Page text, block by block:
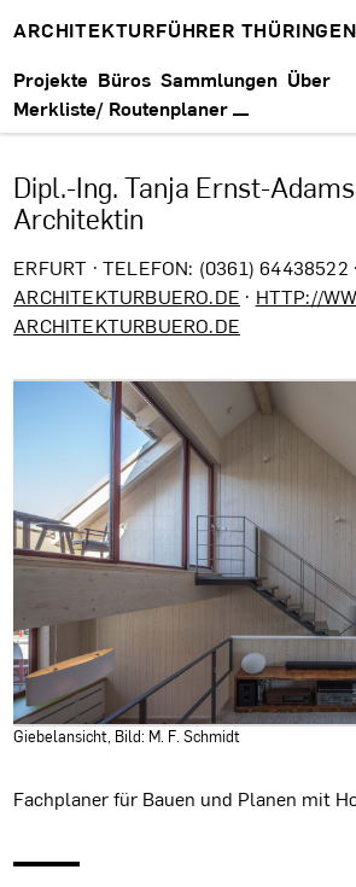
ARCHITEKTURFÜHRER THÜRINGEN
Projekte Büros Sammlungen Über
Merkliste/ Routenplaner
Dipl.-Ing. Tanja Ernst-
Architektin
ERFURT · TELEFON: (0361) 64438522 ·
ARCHITEKTURBUERO.DE · HTTP://
ARCHITEKTURBUERO.DE
Giebelansicht, Bild: M. F. Schmidt
Fachplaner für Bauen und Planen mit